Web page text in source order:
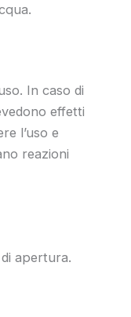
In caso di
effetti
l’uso e
reazioni
apertura.